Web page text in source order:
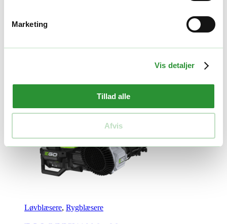
Marketing
Vis detaljer
Tillad alle
Afvis
Quick View
Løvblæsere, Rygblæsere